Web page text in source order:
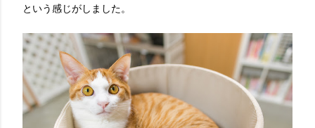
という感じがしました。